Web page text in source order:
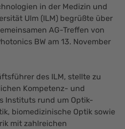
in der Medizin und
Ulm (ILM) begrüßte über
AG-Treffen von
BW am 13. November
des ILM, stellte zu
Kompetenz- und
Instituts rund um Optik-
biomedizinische Optik sowie
mit zahlreichen